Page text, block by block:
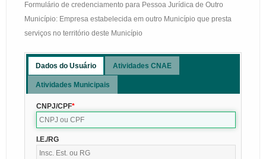
Formulário de credenciamento para Pessoa Jurídica de Outro
Município: Empresa estabelecida em outro Município que presta
serviços no território deste Município
Dados do Usuário Atividades CNAE
Atividades Municipais
CNPJ/CPF
I.E./RG